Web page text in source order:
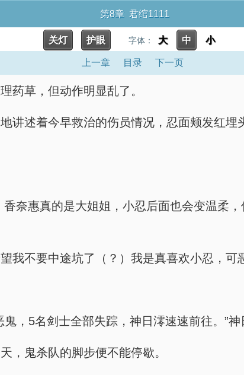
第8章 君绾1111
关灯 护眼 字体： 大 中 小
上一章 目录 下一页
药草，但动作明显乱了。
讲述着今早救治的伤员情况，忍面颊发红
奈惠真的是大姐姐，小忍后面也会变温柔
我不要中途坑了（？）我是真喜欢小忍，可
，5名剑士全部失踪，神日澪速速前往。”神
，鬼杀队的脚步便不能停歇。